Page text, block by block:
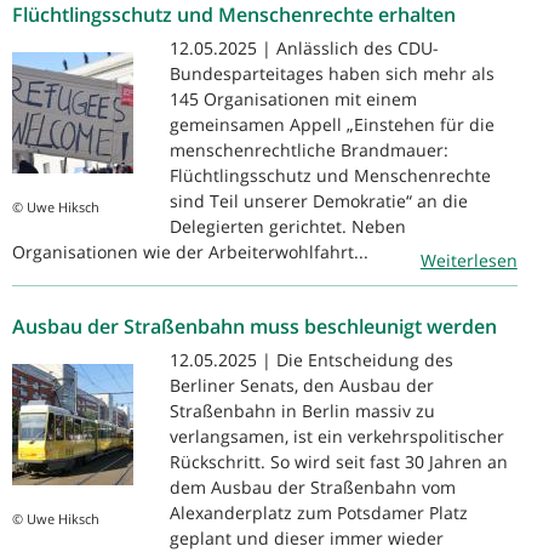
Flüchtlingsschutz und Menschenrechte erhalten
© Uwe Hiksch
12.05.2025 | Anlässlich des CDU-
Bundesparteitages haben sich mehr als
145 Organisationen mit einem
gemeinsamen Appell „Einstehen für die
menschenrechtliche Brandmauer:
Flüchtlingsschutz und Menschenrechte
sind Teil unserer Demokratie“ an die
Delegierten gerichtet. Neben
Organisationen wie der Arbeiterwohlfahrt...
Weiterlesen
Ausbau der Straßenbahn muss beschleunigt werden
© Uwe Hiksch
12.05.2025 | Die Entscheidung des
Berliner Senats, den Ausbau der
Straßenbahn in Berlin massiv zu
verlangsamen, ist ein verkehrspolitischer
Rückschritt. So wird seit fast 30 Jahren an
dem Ausbau der Straßenbahn vom
Alexanderplatz zum Potsdamer Platz
geplant und dieser immer wieder